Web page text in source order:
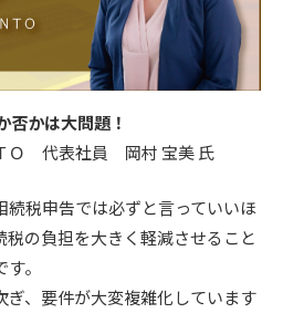
否かは大問題！
Ｏ 代表社員 岡村 宝美 氏
税申告では必ずと言っていいほ
税の負担を大きく軽減させること
。
ぎ、要件が大変複雑化しています